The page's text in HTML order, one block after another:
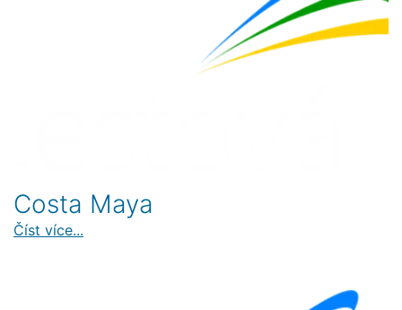
Costa Maya
Číst více...